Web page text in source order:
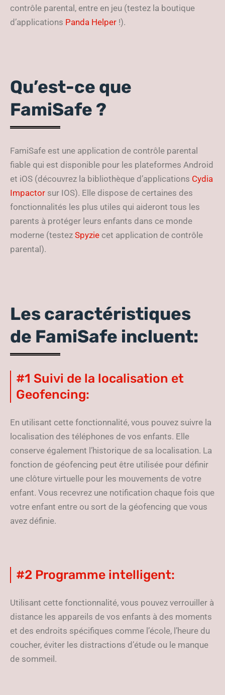
contrôle parental, entre en jeu (testez la boutique
d’applications Panda Helper !).
Qu’est-ce que
FamiSafe ?
FamiSafe est une application de contrôle parental
fiable qui est disponible pour les plateformes Android
et iOS (découvrez la bibliothèque d’applications Cydia
Impactor sur IOS). Elle dispose de certaines des
fonctionnalités les plus utiles qui aideront tous les
parents à protéger leurs enfants dans ce monde
moderne (testez Spyzie cet application de contrôle
parental).
Les caractéristiques
de FamiSafe incluent:
#1 Suivi de la localisation et
Geofencing:
En utilisant cette fonctionnalité, vous pouvez suivre la
localisation des téléphones de vos enfants. Elle
conserve également l’historique de sa localisation. La
fonction de géofencing peut être utilisée pour définir
une clôture virtuelle pour les mouvements de votre
enfant. Vous recevrez une notification chaque fois que
votre enfant entre ou sort de la géofencing que vous
avez définie.
#2 Programme intelligent:
Utilisant cette fonctionnalité, vous pouvez verrouiller à
distance les appareils de vos enfants à des moments
et des endroits spécifiques comme l’école, l’heure du
coucher, éviter les distractions d’étude ou le manque
de sommeil.